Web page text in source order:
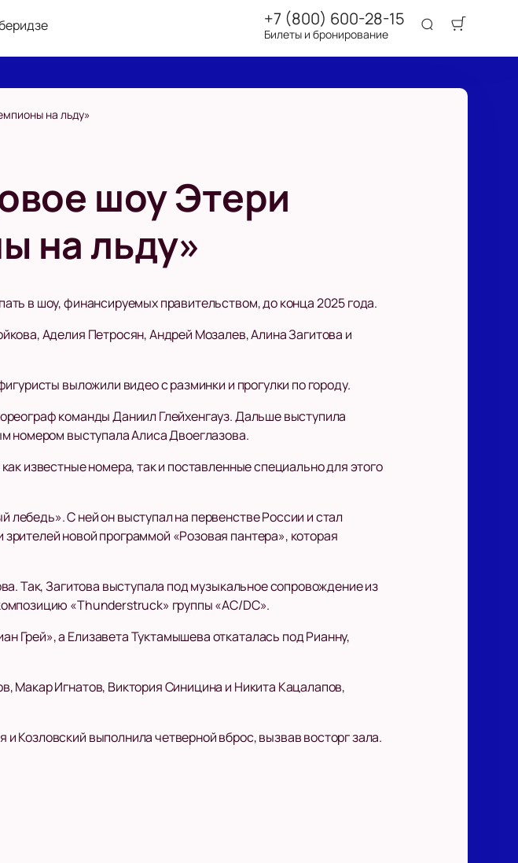
+7 (800) 600-28-15
Билеты и бронирование
на льду»
шоу Этери
на льду»
в шоу, финансируемых правительством, до конца 2025 года.
Аделия Петросян, Андрей Мозалев, Алина Загитова и
выложили видео с разминки и прогулки по городу.
команды Даниил Глейхенгауз. Дальше выступила
номером выступала Алиса Двоеглазова.
известные номера, так и поставленные специально для этого
С ней он выступал на первенстве России и стал
новой программой «Розовая пантера», которая
Так, Загитова выступала под музыкальное сопровождение из
«Thunderstruck» группы «AC/DC».
Грей», а Елизавета Туктамышева откаталась под Рианну,
Макар Игнатов, Виктория Синицина и Никита Кацалапов,
Козловский выполнила четверной вброс, вызвав восторг зала.